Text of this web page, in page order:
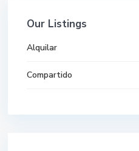
Our Listings
Alquilar
Compartido